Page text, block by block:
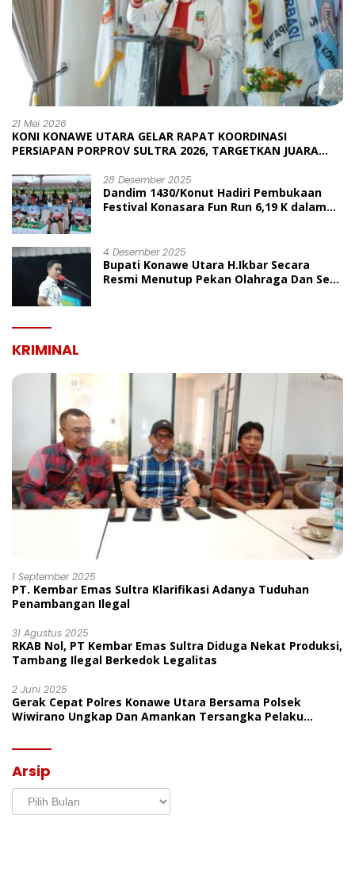
21 Mei 2026
KONI KONAWE UTARA GELAR RAPAT KOORDINASI
PERSIAPAN PORPROV SULTRA 2026, TARGETKAN JUARA
28 Desember 2025
Dandim 1430/Konut Hadiri Pembukaan
Festival Konasara Fun Run 6,19 K dalam
4 Desember 2025
Bupati Konawe Utara H.Ikbar Secara
Resmi Menutup Pekan Olahraga Dan Seni
KRIMINAL
1 September 2025
PT. Kembar Emas Sultra Klarifikasi Adanya Tuduhan
Penambangan Ilegal
31 Agustus 2025
RKAB Nol, PT Kembar Emas Sultra Diduga Nekat Produksi,
Tambang Ilegal Berkedok Legalitas
2 Juni 2025
Gerak Cepat Polres Konawe Utara Bersama Polsek
Wiwirano Ungkap Dan Amankan Tersangka Pelaku
Arsip
Arsip